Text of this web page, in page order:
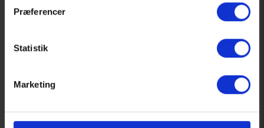
Præferencer
Statistik
Marketing